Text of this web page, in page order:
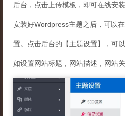
后台，点击上传模板，即可在线安
安装好Wordpress主题之后，可以
置。点击后台的【主题设置】，可
如设置网站标题，网站描述，网站关